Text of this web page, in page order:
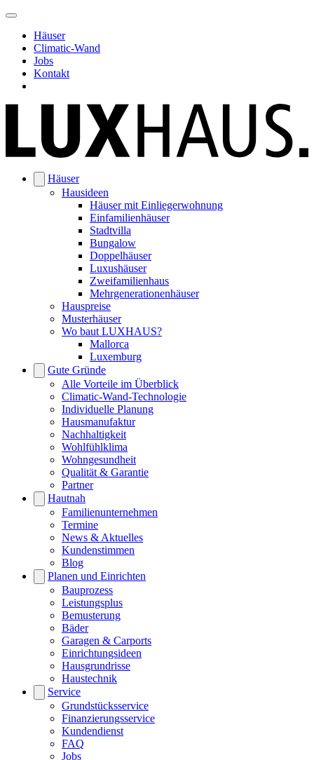
Häuser
Climatic-Wand
Jobs
Kontakt
Häuser
Hausideen
Häuser mit Einliegerwohnung
Einfamilienhäuser
Stadtvilla
Bungalow
Doppelhäuser
Luxushäuser
Zweifamilienhaus
Mehrgenerationenhäuser
Hauspreise
Musterhäuser
Wo baut LUXHAUS?
Mallorca
Luxemburg
Gute Gründe
Alle Vorteile im Überblick
Climatic-Wand-Technologie
Individuelle Planung
Hausmanufaktur
Nachhaltigkeit
Wohlfühlklima
Wohngesundheit
Qualität & Garantie
Partner
Hautnah
Familienunternehmen
Termine
News & Aktuelles
Kundenstimmen
Blog
Planen und Einrichten
Bauprozess
Leistungsplus
Bemusterung
Bäder
Garagen & Carports
Einrichtungsideen
Hausgrundrisse
Haustechnik
Service
Grundstücksservice
Finanzierungsservice
Kundendienst
FAQ
Jobs